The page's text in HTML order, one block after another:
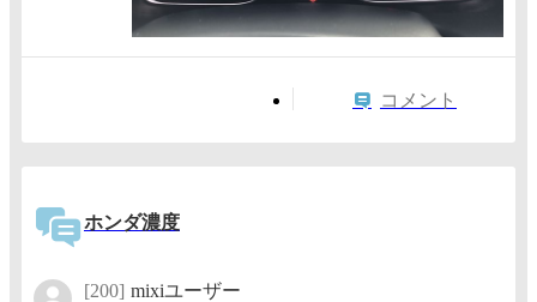
コメント
ホンダ濃度
[200] mixiユーザー